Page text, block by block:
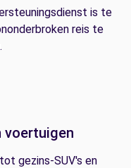
is te
reis te
voertuigen
gezins-SUV's en